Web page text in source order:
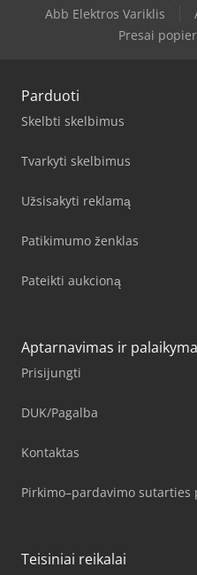
Abb Elektros Variklis
Presai
Parduoti
Skelbti skelbimus
Tvarkyti skelbimus
Užsisakyti reklamą
Patikimumo ženklas
Pateikti aukcioną
Aptarnavimas ir
Prisijungti
DUK/Pagalba
Kontaktas
Pirkimo–pardavimo sutarties
Teisiniai reikalai